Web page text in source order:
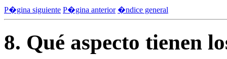
P�gina siguiente P�gina anterior �ndice general
8. Qué aspecto tienen